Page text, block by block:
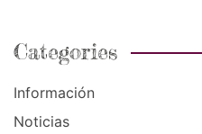
Categories
Información
Noticias